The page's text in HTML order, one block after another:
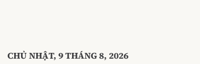
CHỦ NHẬT, 9 THÁNG 8, 2026